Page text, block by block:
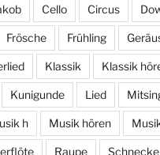
Cello Circus
Frösche Frühling
Klassik Klassik
Kunigunde Lied
h Musik hören
Raupe Schnecke